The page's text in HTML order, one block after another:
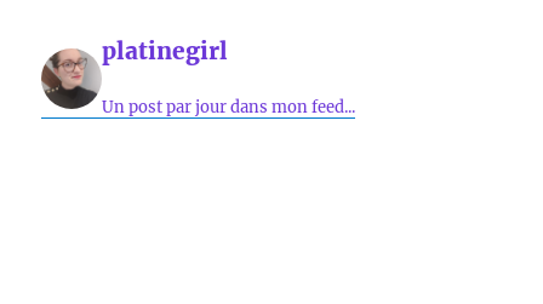
platinegirl
Un post par jour dans mon feed...